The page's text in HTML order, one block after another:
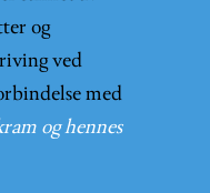
og
ved
med
og hennes